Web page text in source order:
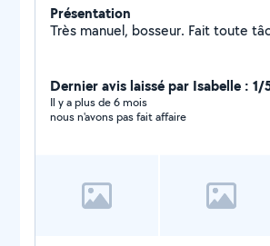
Présentation
Très manuel, bosseur. Fait toute
Dernier avis laissé par Isabelle : 1/
Il y a plus de 6 mois
nous n'avons pas fait affaire